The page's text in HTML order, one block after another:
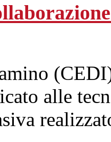
alle